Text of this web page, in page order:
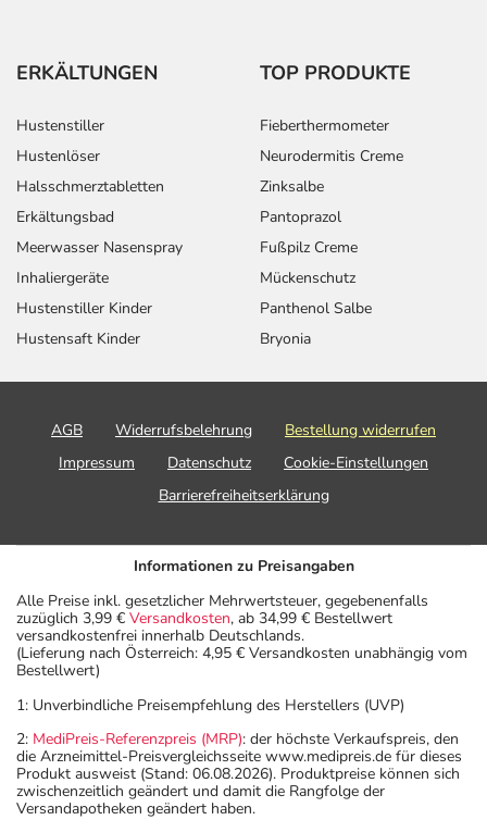
ERKÄLTUNGEN
Hustenstiller
Hustenlöser
Halsschmerztabletten
Erkältungsbad
Meerwasser Nasenspray
Inhaliergeräte
Hustenstiller Kinder
Hustensaft Kinder
TOP PRODUKTE
Fieberthermometer
Neurodermitis Creme
Zinksalbe
Pantoprazol
Fußpilz Creme
Mückenschutz
Panthenol Salbe
Bryonia
AGB Widerrufsbelehrung
Bestellung widerrufen
Impressum
Datenschutz
Cookie-Einstellungen
Barrierefreiheitserklärung
Informationen zu Preisangaben
Alle Preise inkl. gesetzlicher Mehrwertsteuer, gegebenenfalls
zuzüglich 3,99 € Versandkosten, ab 34,99 € Bestellwert
versandkostenfrei innerhalb Deutschlands.
(Lieferung nach Österreich: 4,95 € Versandkosten unabhängig vom
Bestellwert)
1: Unverbindliche Preisempfehlung des Herstellers (UVP)
2: MediPreis-Referenzpreis (MRP): der höchste Verkaufspreis, den
die Arzneimittel-Preisvergleichsseite www.medipreis.de für dieses
Produkt ausweist (Stand: 06.08.2026). Produktpreise können sich
zwischenzeitlich geändert und damit die Rangfolge der
Versandapotheken geändert haben.